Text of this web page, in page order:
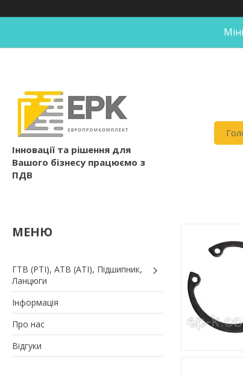
Інновації та рішення для
Вашого бізнесу працюємо з
ПДВ
ГТВ (РТI), АТВ (АТI), Пiдшипник,
Ланцюги
Iнформація
Про нас
Вiдгуки